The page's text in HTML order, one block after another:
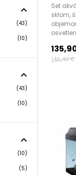
expand_less
(43)
(10)
expand_less
(43)
(10)
expand_less
(10)
(5)
3.
darček
Pri
abc-
Set
sklom,
146,40 €